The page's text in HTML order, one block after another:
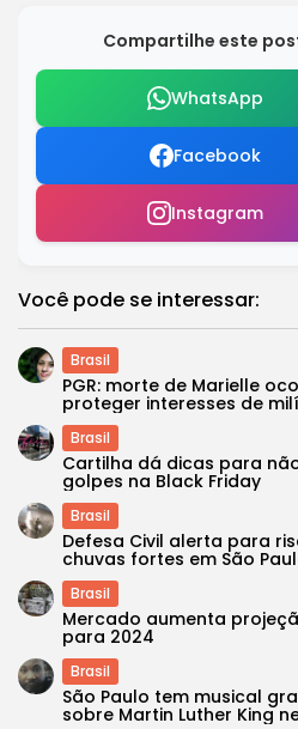
Compartilhe este
WhatsApp
Facebook
Instagram
Você pode se interessar:
Brasil
PGR: morte de Marielle
proteger interesses de
Brasil
Cartilha dá dicas para
golpes na Black Friday
Brasil
Defesa Civil alerta para
chuvas fortes em São
Brasil
Mercado aumenta
para 2024
Brasil
São Paulo tem musical
sobre Martin Luther King